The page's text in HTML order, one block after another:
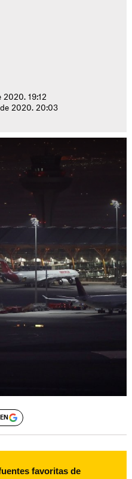
2020. 19:12
2020. 20:03
favoritas de